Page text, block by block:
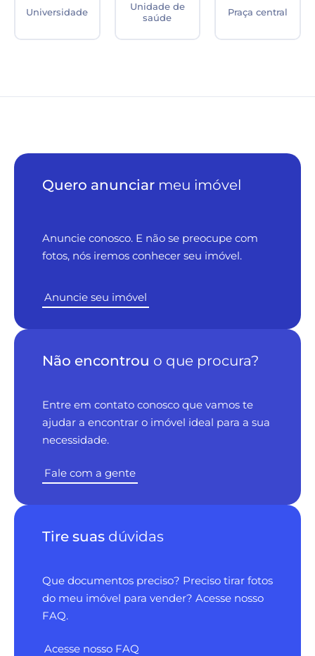
Universidade
Unidade de
saúde
Praça central
Quero anunciar meu imóvel
Anuncie conosco. E não se preocupe com
fotos, nós iremos conhecer seu imóvel.
Anuncie seu imóvel
Não encontrou o que procura?
Entre em contato conosco que vamos te
ajudar a encontrar o imóvel ideal para a sua
necessidade.
Fale com a gente
Tire suas dúvidas
Que documentos preciso? Preciso tirar fotos
do meu imóvel para vender? Acesse nosso
FAQ.
Acesse nosso FAQ